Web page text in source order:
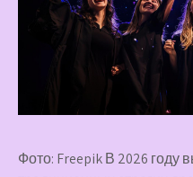
Фото: Freepik В 2026 году